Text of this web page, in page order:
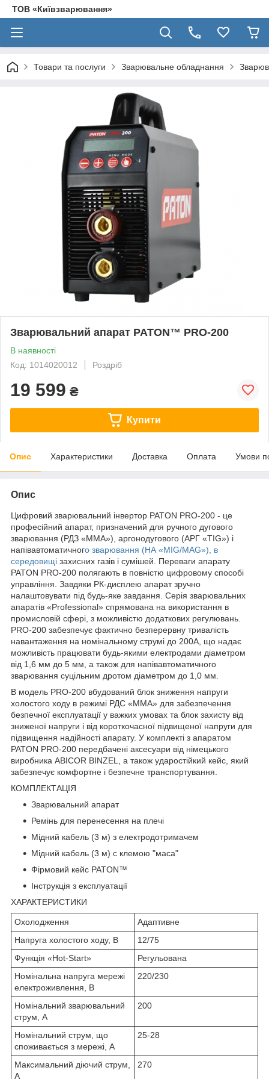
ТОВ «Київзварювання»
Товари та послуги Зварювальне обладнання
Зварювальний апарат PATON™ PRO-200
В наявності
Код: 1014020012
Роздріб
19 599 ₴
Купити
Опис Характеристики Доставка Оплата Умови
Опис
Цифровий зварювальний інвертор PATON PRO-200 - це
професійний апарат, призначений для ручного дугового
зварювання (РДЗ «MMA»), аргонодугового (АРГ «TIG») і
напівавтоматичного зварювання (НА «MIG/MAG»), в
середовищі захисних газів і сумішей. Переваги апарату
PATON PRO-200 полягають в повністю цифровому способі
управління. Завдяки РК-дисплею апарат зручно
налаштовувати під будь-яке завдання. Серія зварювальних
апаратів «Professional» спрямована на використання в
промисловій сфері, з можливістю додаткових регулювань.
PRO-200 забезпечує фактично безперервну тривалість
навантаження на номінальному струмі до 200А, що надає
можливість працювати будь-якими електродами діаметром
від 1,6 мм до 5 мм, а також для напівавтоматичного
зварювання суцільним дротом діаметром до 1,0 мм.
В модель PRO-200 вбудований блок зниження напруги
холостого ходу в режимі РДС «MMA» для забезпечення
безпечної експлуатації у важких умовах та блок захисту від
зниженої напруги і від короткочасної підвищеної напруги для
підвищення надійності апарату. У комплекті з апаратом
PATON PRO-200 передбачені аксесуари від німецького
виробника ABICOR BINZEL, а також ударостійкий кейс, який
забезпечує комфортне і безпечне транспортування.
КОМПЛЕКТАЦІЯ
Зварювальний апарат
Ремінь для перенесення на плечі
Мідний кабель (3 м) з електродотримачем
Мідний кабель (3 м) с клемою "маса"
Фірмовий кейс PATON™
Інструкція з експлуатації
ХАРАКТЕРИСТИКИ
Охолодження
Адаптивне
Напруга холостого ходу, В
12/75
Функція «Hot-Start»
Регульована
Номінальна напруга мережі
електроживлення, В
220/230
Номінальний зварювальний
струм, А
200
Номінальний струм, що
споживається з мережі, А
25-28
Максимальний діючий струм,
А
270